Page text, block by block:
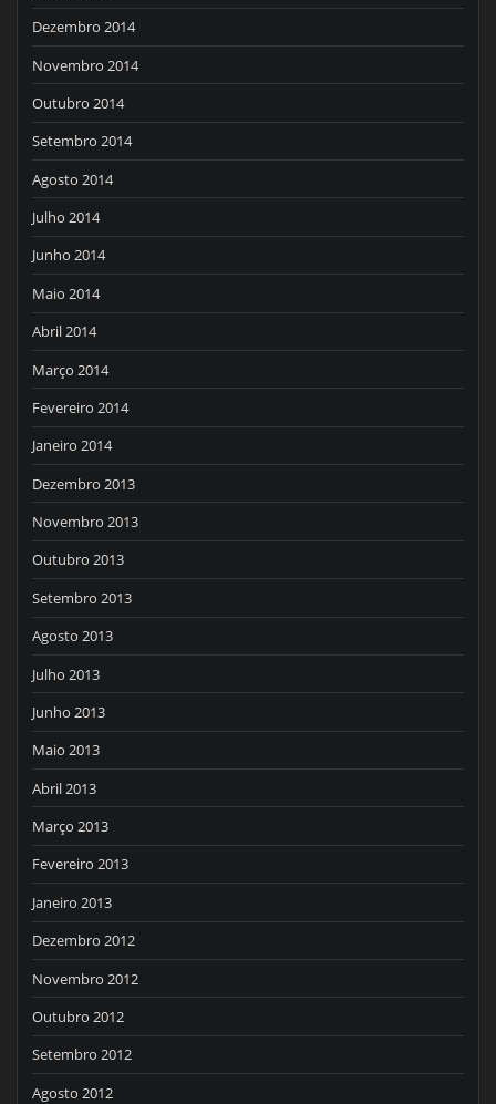
Dezembro 2014
Novembro 2014
Outubro 2014
Setembro 2014
Agosto 2014
Julho 2014
Junho 2014
Maio 2014
Abril 2014
Março 2014
Fevereiro 2014
Janeiro 2014
Dezembro 2013
Novembro 2013
Outubro 2013
Setembro 2013
Agosto 2013
Julho 2013
Junho 2013
Maio 2013
Abril 2013
Março 2013
Fevereiro 2013
Janeiro 2013
Dezembro 2012
Novembro 2012
Outubro 2012
Setembro 2012
Agosto 2012